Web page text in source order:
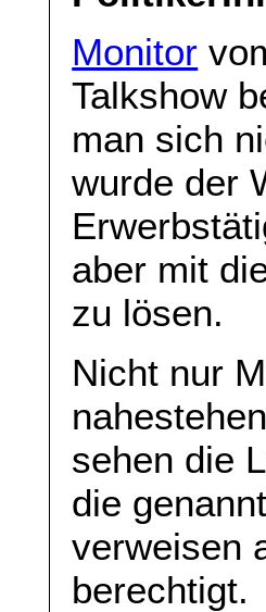
Monitor
Talkshow
man sich
wurde der
aber mit
zu lösen.
Nicht nur
sehen die
die
verweisen
berechtigt.